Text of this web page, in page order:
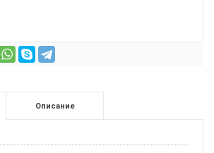
Описание